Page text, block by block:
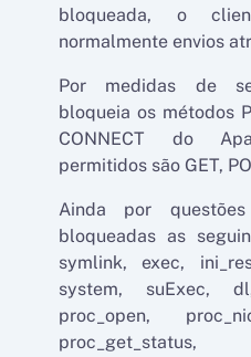
bloqueada, o
normalmente envios
Por medidas de
bloqueia os métodos
CONNECT do
permitidos são GET,
Ainda por
bloqueadas as
symlink, exec,
system, suExec,
proc_open,
proc_get_status,